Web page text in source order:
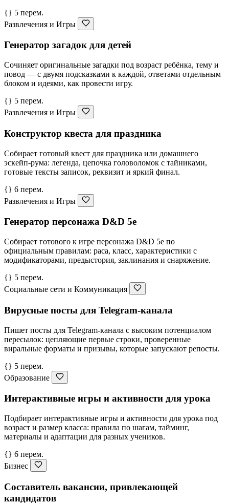
{} 5 перем.
Развлечения и Игры
Генератор загадок для детей
Сочиняет оригинальные загадки под возраст ребёнка, тему и
повод — с двумя подсказками к каждой, ответами отдельным
блоком и идеями, как провести игру.
{} 5 перем.
Развлечения и Игры
Конструктор квеста для праздника
Собирает готовый квест для праздника или домашнего
эскейп-рума: легенда, цепочка головоломок с тайниками,
готовые тексты записок, реквизит и яркий финал.
{} 6 перем.
Развлечения и Игры
Генератор персонажа D&D 5e
Собирает готового к игре персонажа D&D 5e по
официальным правилам: раса, класс, характеристики с
модификаторами, предыстория, заклинания и снаряжение.
{} 5 перем.
Социальные сети и Коммуникация
Вирусные посты для Telegram-канала
Пишет посты для Telegram-канала с высоким потенциалом
пересылок: цепляющие первые строки, проверенные
виральные форматы и призывы, которые запускают репосты.
{} 5 перем.
Образование
Интерактивные игры и активности для урока
Подбирает интерактивные игры и активности для урока под
возраст и размер класса: правила по шагам, тайминг,
материалы и адаптации для разных учеников.
{} 6 перем.
Бизнес
Составитель вакансии, привлекающей
кандидатов